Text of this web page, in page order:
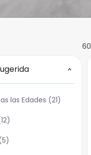
las Edades (21)
12)
5)
60